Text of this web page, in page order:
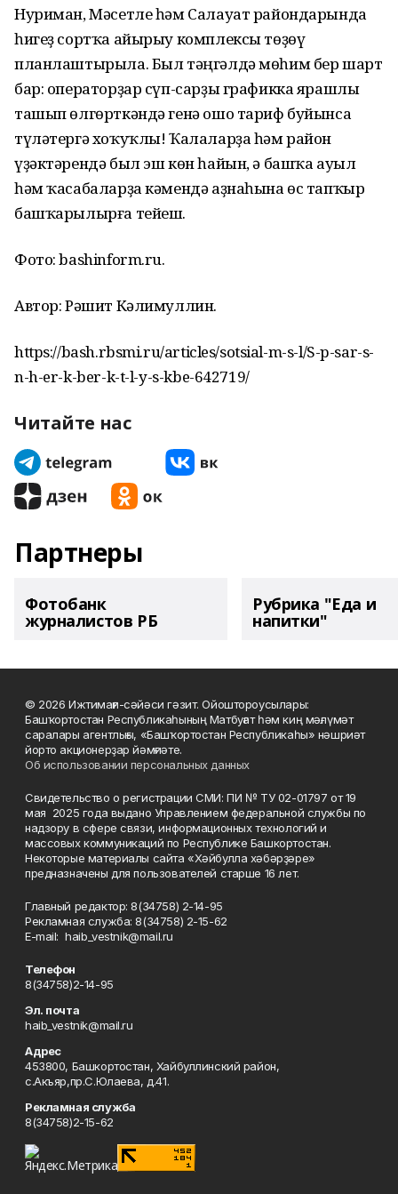
Нуриман, Мәсетле һәм Салауат райондарында
һигеҙ сортҡа айырыу комплексы төҙөү
планлаштырыла. Был тәңгәлдә мөһим бер шарт
бар: операторҙар сүп-сарҙы графикка ярашлы
ташып өлгөрткәндә генә ошо тариф буйынса
түләтергә хоҡуҡлы! Ҡалаларҙа һәм район
үҙәктәрендә был эш көн һайын, ә башҡа ауыл
һәм ҡасабаларҙа кәмендә аҙнаһына өс тапҡыр
башҡарылырға тейеш.
Фото: bashinform.ru.
Автор: Рәшит Кәлимуллин.
https://bash.rbsmi.ru/articles/sotsial-m-s-l/S-p-sar-s-
n-h-er-k-ber-k-t-l-y-s-kbe-642719/
Читайте нас
Партнеры
Фотобанк
журналистов РБ
Рубрика "Еда и
напитки"
© 2026 Ижтимағи-сәйәси гәзит. Ойоштороусылары:
Башҡортостан Республикаһының Матбуғат һәм киң мәғлүмәт
саралары агентлығы, «Башҡортостан Республикаһы» нәшриәт
йорто акционерҙар йәмғиәте.
Об использовании персональных данных
Свидетельство о регистрации СМИ: ПИ № ТУ 02-01797 от 19
мая 2025 года выдано Управлением федеральной службы по
надзору в сфере связи, информационных технологий и
массовых коммуникаций по Республике Башкортостан.
Некоторые материалы сайта «Хәйбулла хәбәрҙәре»
предназначены для пользователей старше 16 лет.
Главный редактор: 8(34758) 2-14-95
Рекламная служба: 8(34758) 2-15-62
Е-mаil: haib_vestnik@mail.ru
Телефон
8(34758)2-14-95
Эл. почта
haib_vestnik@mail.ru
Адрес
453800, Башкортостан, Хайбуллинский район,
с.Акъяр,пр.С.Юлаева, д.41.
Рекламная служба
8(34758)2-15-62